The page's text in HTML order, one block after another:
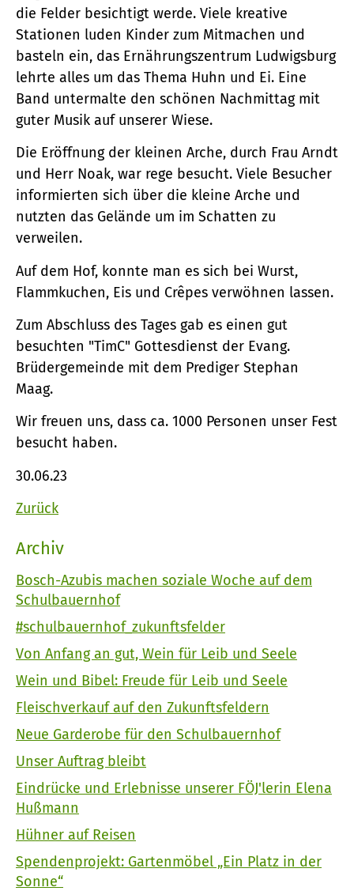
die Felder besichtigt werde. Viele kreative
Stationen luden Kinder zum Mitmachen und
basteln ein, das Ernährungszentrum Ludwigsburg
lehrte alles um das Thema Huhn und Ei. Eine
Band untermalte den schönen Nachmittag mit
guter Musik auf unserer Wiese.
Die Eröffnung der kleinen Arche, durch Frau Arndt
und Herr Noak, war rege besucht. Viele Besucher
informierten sich über die kleine Arche und
nutzten das Gelände um im Schatten zu
verweilen.
Auf dem Hof, konnte man es sich bei Wurst,
Flammkuchen, Eis und Crêpes verwöhnen lassen.
Zum Abschluss des Tages gab es einen gut
besuchten "TimC" Gottesdienst der Evang.
Brüdergemeinde mit dem Prediger Stephan
Maag.
Wir freuen uns, dass ca. 1000 Personen unser Fest
besucht haben.
30.06.23
Zurück
Archiv
Bosch-Azubis machen soziale Woche auf dem
Schulbauernhof
#schulbauernhof_zukunftsfelder
Von Anfang an gut, Wein für Leib und Seele
Wein und Bibel: Freude für Leib und Seele
Fleischverkauf auf den Zukunftsfeldern
Neue Garderobe für den Schulbauernhof
Unser Auftrag bleibt
Eindrücke und Erlebnisse unserer FÖJ'lerin Elena
Hußmann
Hühner auf Reisen
Spendenprojekt: Gartenmöbel „Ein Platz in der
Sonne“